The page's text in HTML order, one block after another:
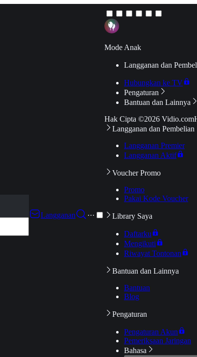
Langganan
···
Mode Anak
Langganan dan
Hubungkan ke TV
Pengaturan
Bantuan dan Lainnya
Hak Cipta ©2026 Vidio.com
Langganan dan Pembelian
Langganan Premier
Langganan Aktif
Voucher Promo
Promo
Pakai Kode Voucher
Library Saya
Daftarku
Mengikuti
Riwayat Tontonan
Bantuan dan Lainnya
Bantuan
Blog
Pengaturan
Pengaturan Akun
Pemeriksaan Jaringan
Bahasa